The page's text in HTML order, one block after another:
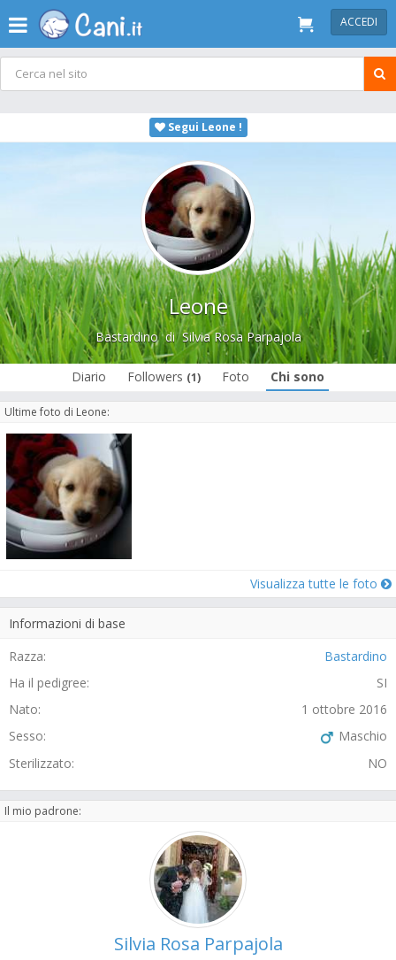
ACCEDI
Segui Leone !
Leone
BastardinodiSilvia Rosa Parpajola
Diario Followers (1) Foto Chi sono
Ultime foto di Leone:
Visualizza tutte le foto
Informazioni di base
Razza:
Bastardino
Ha il pedigree:
SI
Nato:
1 ottobre 2016
Sesso:
Maschio
Sterilizzato:
NO
Il mio padrone:
Silvia Rosa Parpajola